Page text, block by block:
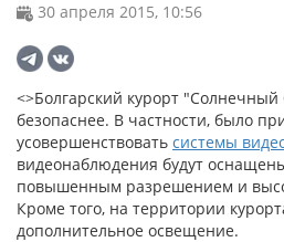
30 апреля 2015, 10:56
<>Болгарский курорт "Солнечный
безопаснее. В частности, было
усовершенствовать системы
видеонаблюдения будут
повышенным разрешением и
Кроме того, на территории
дополнительное освещение.